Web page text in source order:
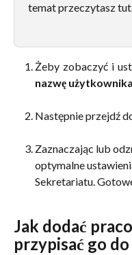
temat przeczytasz
Żeby zobaczyć i
nazwę użytkownika
Następnie przejdź
Zaznaczając lub
optymalne
Sekretariatu.
Jak dodać
przypisać go